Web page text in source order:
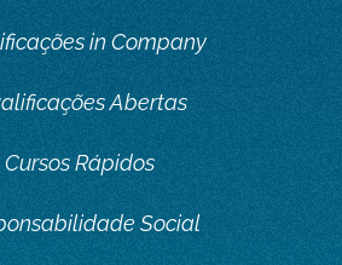
in Company
Abertas
Cursos Rápidos
Social